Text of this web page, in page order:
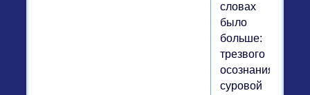
словах
было
больше:
трезвого
осознания
суровой